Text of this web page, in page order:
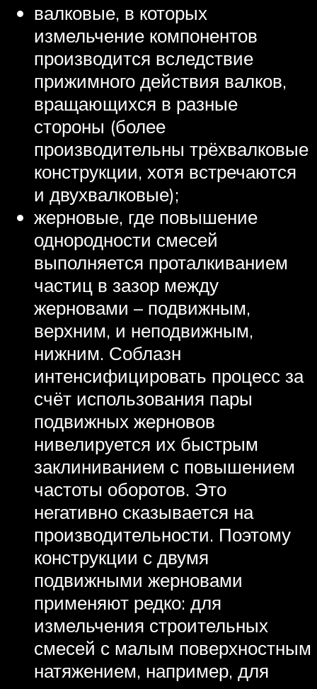
валковые, в которых
измельчение компонентов
производится вследствие
прижимного действия валков,
вращающихся в разные
стороны (более
производительны трёхвалковые
конструкции, хотя встречаются
и двухвалковые);
жерновые, где повышение
однородности смесей
выполняется проталкиванием
частиц в зазор между
жерновами – подвижным,
верхним, и неподвижным,
нижним. Соблазн
интенсифицировать процесс за
счёт использования пары
подвижных жерновов
нивелируется их быстрым
заклиниванием с повышением
частоты оборотов. Это
негативно сказывается на
производительности. Поэтому
конструкции с двумя
подвижными жерновами
применяют редко: для
измельчения строительных
смесей с малым поверхностным
натяжением, например, для